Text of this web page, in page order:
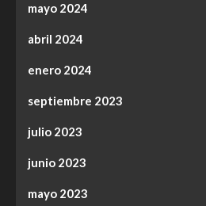
mayo 2024
abril 2024
enero 2024
septiembre 2023
julio 2023
junio 2023
mayo 2023